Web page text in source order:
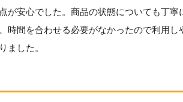
が安心でした。商品の状態についても丁寧
間を合わせる必要がなかったので利用し
ました。